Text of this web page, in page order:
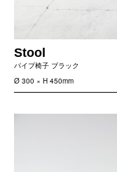
Stool
パイプ椅子 ブラック
Ø 300 × H 450mm